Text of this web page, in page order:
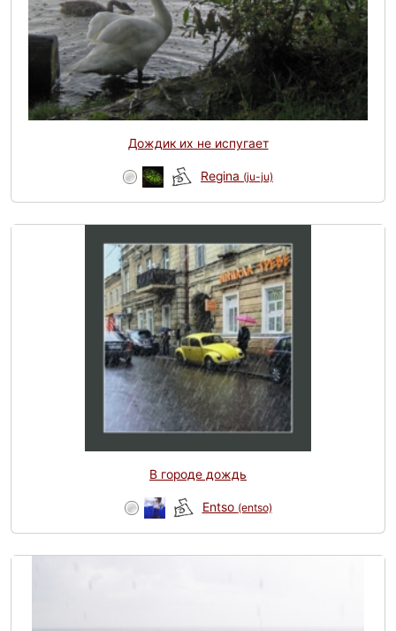
Дождик их не испугает
Regina (ju-ju)
В городе дождь
Entso (entso)